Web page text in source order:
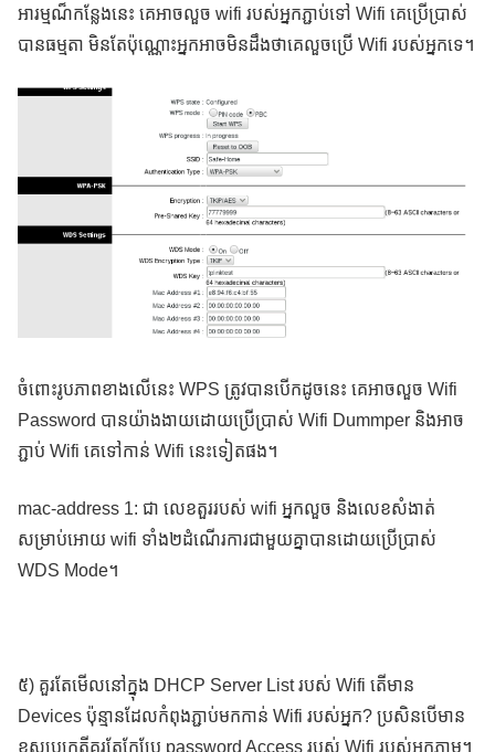
អារម្មណ៏កន្លែងនេះ គេអាចលួច wifi របស់អ្នកភ្ជាប់ទៅ Wifi គេប្រើប្រាស់
បានធម្មតា មិនតែប៉ុណ្ណោះអ្នកអាចមិនដឹងថាគេលួចប្រើ Wifi របស់អ្នកទេ។
ចំពោះរូបភាពខាងលើនេះ WPS ត្រូវបានបើកដូចនេះ គេអាចលួច Wifi
Password បានយ៉ាងងាយដោយប្រើប្រាស់ Wifi Dummper និងអាច
ភ្ជាប់ Wifi គេទៅកាន់ Wifi នេះទៀតផង។
mac-address 1: ជា លេខតួររបស់ wifi អ្នកលួច និងលេខសំងាត់
សម្រាប់អោយ wifi ទាំង២ដំណើរការជាមួយគ្នាបានដោយប្រើប្រាស់
WDS Mode។
៥) គួរតែមើលនៅក្នុង DHCP Server List របស់ Wifi តើមាន
Devices ប៉ុន្មានដែលកំពុងភ្ជាប់មកកាន់ Wifi របស់អ្នក? ប្រសិនបើមាន
ខុសប្រក្រតីគួរតែកែប្រែ password Access របស់ Wifi របស់អ្នកភ្លាម។